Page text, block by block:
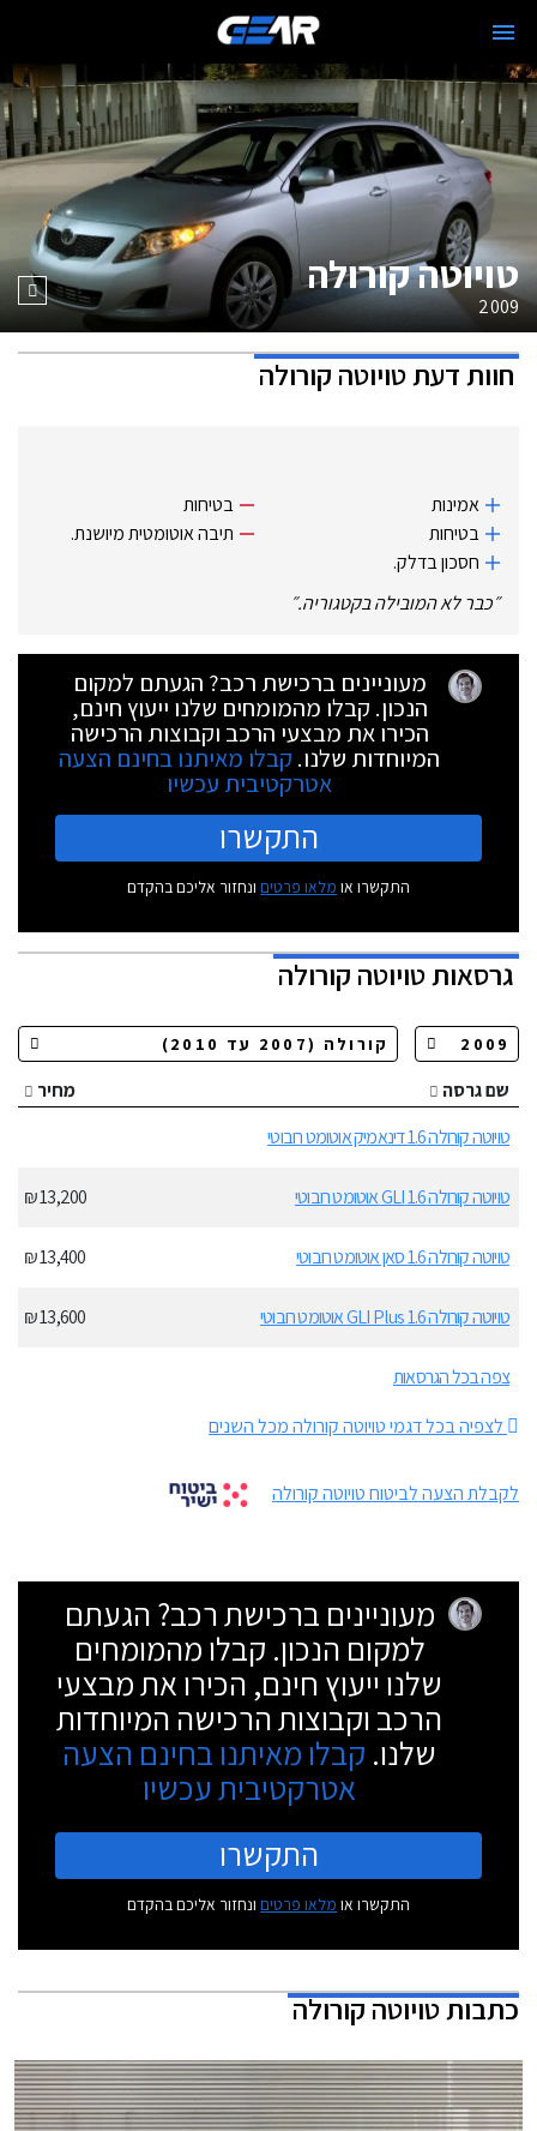
טויוטה קורולה
2009
חוות דעתטויוטה קורולה
אמינות
בטיחות
חסכון בדלק.
בטיחות
תיבה אוטומטית מיושנת.
״כבר לא המובילה בקטגוריה.״
מעוניינים ברכישת רכב? הגעתם למקום
הנכון. קבלו מהמומחים שלנו ייעוץ חינם,
הכירו את מבצעי הרכב וקבוצות הרכישה
המיוחדות שלנו. קבלו מאיתנו בחינם הצעה
אטרקטיבית עכשיו
התקשרו
התקשרו או מלאו פרטים ונחזור אליכם בהקדם
גרסאותטויוטה קורולה
שם גרסה
מחיר
טויוטה קורולה 1.6 דינאמיק אוטומט רובוטי
טויוטה קורולה 1.6 GLI אוטומט רובוטי 13,200 ₪
טויוטה קורולה 1.6 סאן אוטומט רובוטי 13,400 ₪
טויוטה קורולה 1.6 GLI Plus אוטומט רובוטי 13,600 ₪
צפה בכל הגרסאות
לצפיה בכל דגמי טויוטה קורולה מכל השנים
לקבלת הצעה לביטוח טויוטה קורולה
מעוניינים ברכישת רכב? הגעתם
למקום הנכון. קבלו מהמומחים
שלנו ייעוץ חינם, הכירו את מבצעי
הרכב וקבוצות הרכישה המיוחדות
שלנו. קבלו מאיתנו בחינם הצעה
אטרקטיבית עכשיו
התקשרו
התקשרו או מלאו פרטים ונחזור אליכם בהקדם
כתבותטויוטה קורולה